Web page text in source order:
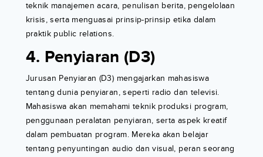
teknik manajemen acara, penulisan berita, pengelolaan
krisis, serta menguasai prinsip-prinsip etika dalam
praktik public relations.
4. Penyiaran (D3)
Jurusan Penyiaran (D3) mengajarkan mahasiswa
tentang dunia penyiaran, seperti radio dan televisi.
Mahasiswa akan memahami teknik produksi program,
penggunaan peralatan penyiaran, serta aspek kreatif
dalam pembuatan program. Mereka akan belajar
tentang penyuntingan audio dan visual, peran seorang